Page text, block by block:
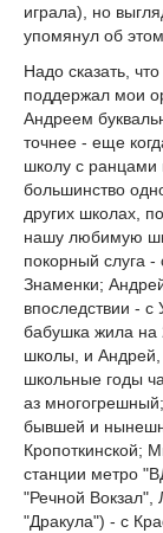
играла), но
упомянул об
Надо сказать,
поддержал мои
Андреем
точнее - еще
школу с ранцами
большинство
других школах,
нашу любимую
покорный слуга
Знаменки;
впоследствии - с
бабушка жила на
школы, и
школьные годы
аз
бывшей и
Кропоткинской;
станции метро
"Речной Вокзал",
"Дракула") - с